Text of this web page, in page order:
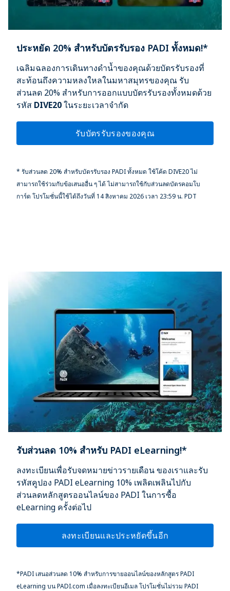
ประหยัด 20% สำหรับบัตรรับรอง PADI ทั้งหมด!*
เฉลิมฉลองการเดินทางดำน้ำของคุณด้วยบัตรรับรองที่
สะท้อนถึงความหลงใหลในมหาสมุทรของคุณ รับ
ส่วนลด 20% สำหรับการออกแบบบัตรรับรองทั้งหมดด้วย
รหัส DIVE20ในระยะเวลาจำกัด
รับบัตรรับรองของคุณ
* รับส่วนลด 20% สำหรับบัตรรับรอง PADI ทั้งหมด ใช้โค้ด DIVE20 ไม่
สามารถใช้ร่วมกับข้อเสนออื่น ๆ ได้ ไม่สามารถใช้กับส่วนลดบัตรคอมโบ
การ์ด โปรโมชั่นนี้ใช้ได้ถึงวันที่ 14 สิงหาคม 2026 เวลา 23:59 น. PDT
รับส่วนลด 10% สำหรับ PADI eLearning!*
ลงทะเบียนเพื่อรับจดหมายข่าวรายเดือน ของเราและรับ
รหัสคูปอง PADI eLearning 10% เพลิดเพลินไปกับ
ส่วนลดหลักสูตรออนไลน์ของ PADI ในการซื้อ
eLearning ครั้งต่อไป
ลงทะเบียนและประหยัดขึ้นอีก
*PADI เสนอส่วนลด 10% สำหรับการขายออนไลน์ของหลักสูตร PADI
eLearning บน PADI.com เมื่อลงทะเบียนอีเมล โปรโมชั่นไม่รวม PADI